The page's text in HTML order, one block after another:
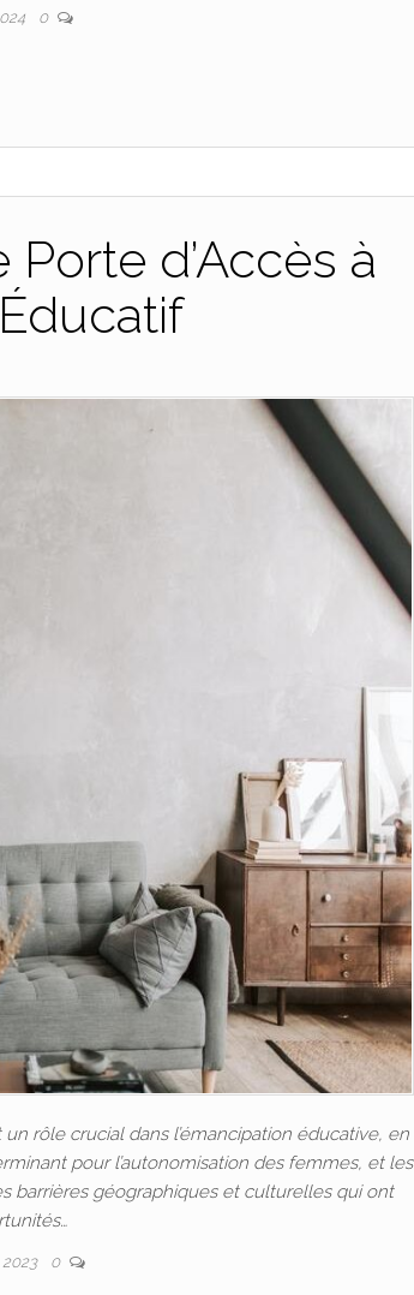
0
d’Accès à
rôle crucial dans l’émancipation éducative, en
pour l’autonomisation des femmes, et les
barrières géographiques et culturelles qui ont
2023 0